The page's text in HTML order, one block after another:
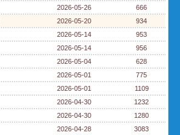
2026-05-26
666
2026-05-20
934
2026-05-14
953
2026-05-14
956
2026-05-04
628
2026-05-01
775
2026-05-01
1109
2026-04-30
1232
2026-04-30
1280
2026-04-28 3083